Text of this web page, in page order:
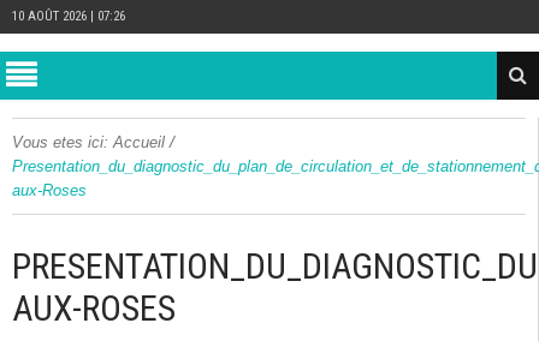
10 AOÛT 2026 | 07:26
Vous etes ici: Accueil /
aux-Roses
AUX-ROSES